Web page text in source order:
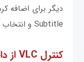
دیگر برای اضافه
Subtitle و انتخاب گزینه Add subtitles است.
کنترل VLC از داخل مرورگر وب